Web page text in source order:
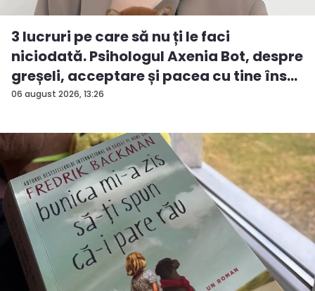
06 august 2026, 13:26
3 lucruri pe care să nu ți le faci
niciodată. Psihologul Axenia Bot, despre
greșeli, acceptare și pacea cu tine îns...